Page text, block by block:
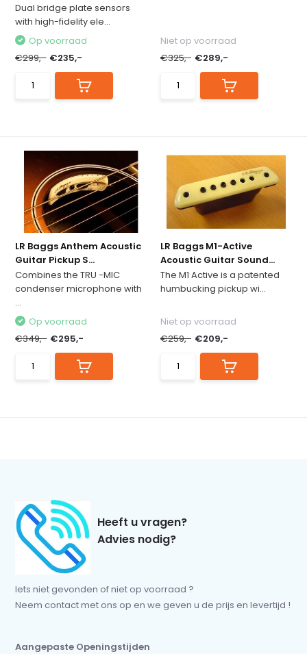
Dual bridge plate sensors
with high-fidelity ele...
Op voorraad
€299,- €235,-
Niet op voorraad
€325,- €289,-
LR Baggs Anthem Acoustic
Guitar Pickup S...
Combines the TRU -MIC
condenser microphone with
...
Op voorraad
€349,- €295,-
LR Baggs M1-Active
Acoustic Guitar Sound...
The M1 Active is a patented
humbucking pickup wi...
Niet op voorraad
€259,- €209,-
Heeft u vragen?
Advies nodig?
Iets niet gevonden of niet op voorraad ?
Neem contact met ons op en we geven u de prijs en levertijd !
Aangepaste Openingstijden